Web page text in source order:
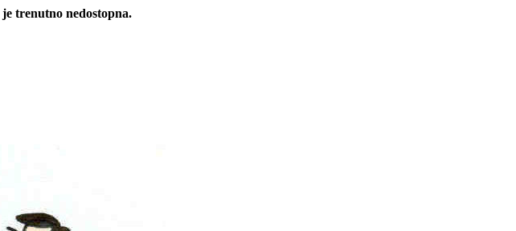
trenutno nedostopna.